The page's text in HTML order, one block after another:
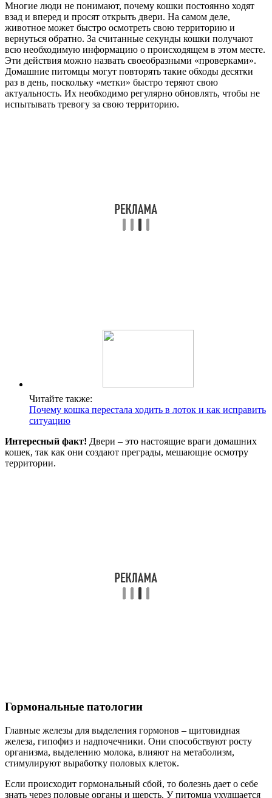
Многие люди не понимают, почему кошки постоянно ходят
взад и вперед и просят открыть двери. На самом деле,
животное может быстро осмотреть свою территорию и
вернуться обратно. За считанные секунды кошки получают
всю необходимую информацию о происходящем в этом месте.
Эти действия можно назвать своеобразными «проверками».
Домашние питомцы могут повторять такие обходы десятки
раз в день, поскольку «метки» быстро теряют свою
актуальность. Их необходимо регулярно обновлять, чтобы не
испытывать тревогу за свою территорию.
Читайте также:
Почему кошка перестала ходить в лоток и как исправить
ситуацию
Интересный факт! Двери – это настоящие враги домашних
кошек, так как они создают преграды, мешающие осмотру
территории.
Гормональные патологии
Главные железы для выделения гормонов – щитовидная
железа, гипофиз и надпочечники. Они способствуют росту
организма, выделению молока, влияют на метаболизм,
стимулируют выработку половых клеток.
Если происходит гормональный сбой, то болезнь дает о себе
знать через половые органы и шерсть. У питомца ухудшается